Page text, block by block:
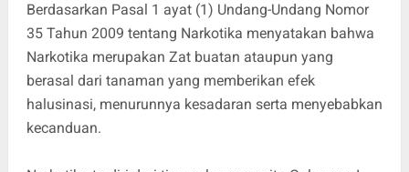
Berdasarkan Pasal 1 ayat (1) Undang-Undang Nomor
35 Tahun 2009 tentang Narkotika menyatakan bahwa
Narkotika merupakan Zat buatan ataupun yang
berasal dari tanaman yang memberikan efek
halusinasi, menurunnya kesadaran serta menyebabkan
kecanduan.